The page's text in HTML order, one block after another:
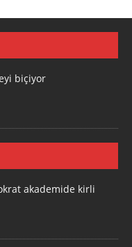
biçiyor
akademide kirli